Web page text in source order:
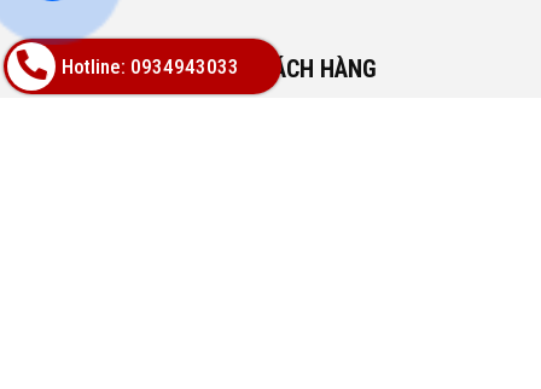
HỖ TRỢ KHÁCH HÀNG
Hotline: 0934943033